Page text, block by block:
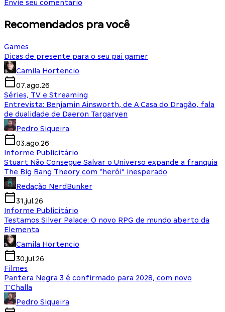
Envie seu comentário
Recomendados pra você
Games
Dicas de presente para o seu pai gamer
Camila Hortencio
07.ago.26
Séries, TV e Streaming
Entrevista: Benjamin Ainsworth, de A Casa do Dragão, fala
de dualidade de Daeron Targaryen
Pedro Siqueira
03.ago.26
Informe Publicitário
Stuart Não Consegue Salvar o Universo expande a franquia
The Big Bang Theory com “herói” inesperado
Redação NerdBunker
31.jul.26
Informe Publicitário
Testamos Silver Palace: O novo RPG de mundo aberto da
Elementa
Camila Hortencio
30.jul.26
Filmes
Pantera Negra 3 é confirmado para 2028, com novo
T'Challa
Pedro Siqueira